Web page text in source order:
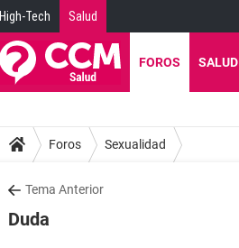
High-Tech Salud
FOROS SALUD
Foros Sexualidad
Tema Anterior
Duda